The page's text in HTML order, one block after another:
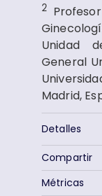
2
Unidad
General
Madrid,
Detalles
Métricas
Compartir